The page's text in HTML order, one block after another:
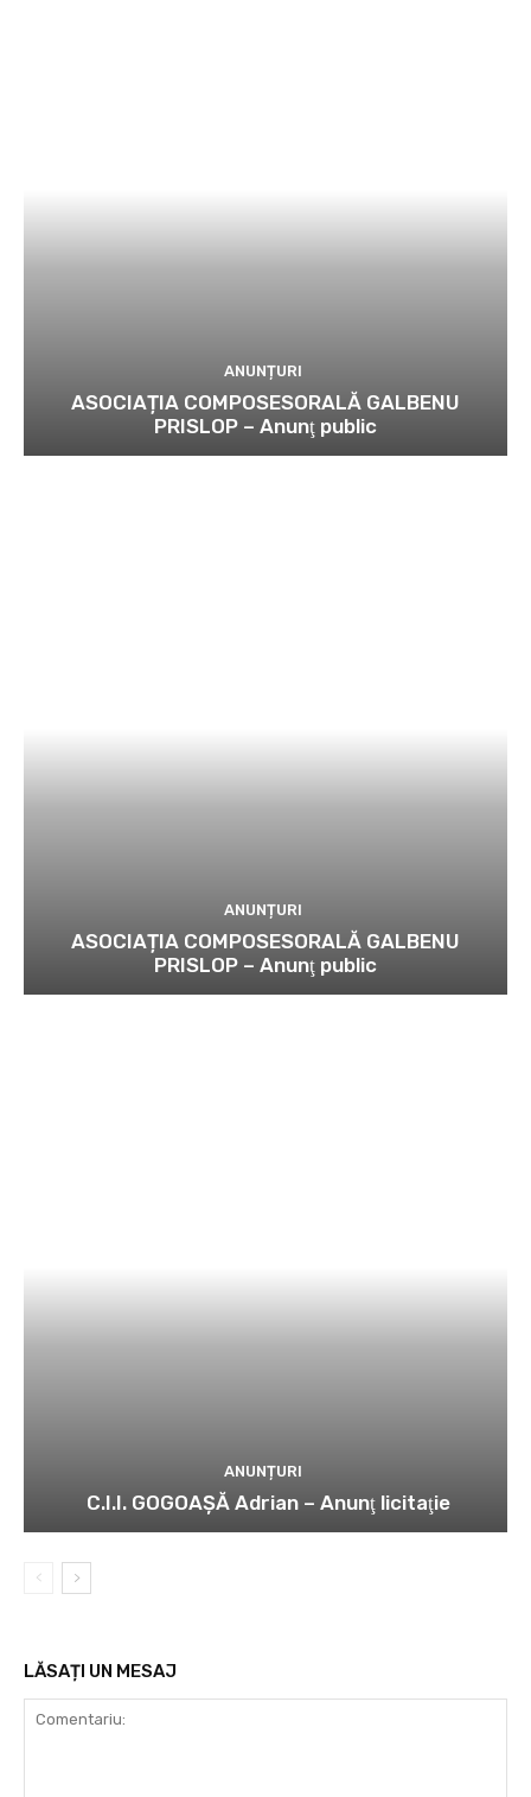
ANUNȚURI
ASOCIAȚIA COMPOSESORALĂ GALBENU
PRISLOP – Anunţ public
ANUNȚURI
ASOCIAȚIA COMPOSESORALĂ GALBENU
PRISLOP – Anunţ public
ANUNȚURI
C.I.I. GOGOAŞĂ Adrian – Anunţ licitaţie
LĂSAȚI UN MESAJ